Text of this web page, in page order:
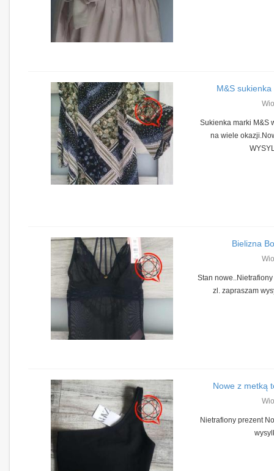
M&S
Sukienka marki M&S
na wiele
Bielizna
Stan
zl. zapraszam
Nowe z metką
Nietrafiony prezent